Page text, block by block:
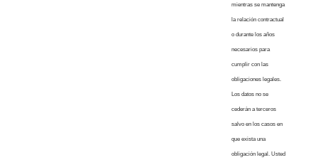
mientras se mantenga
la relación contractual
o durante los años
necesarios para
cumplir con las
obligaciones legales.
Los datos no se
cederán a terceros
salvo en los casos en
que exista una
obligación legal. Usted